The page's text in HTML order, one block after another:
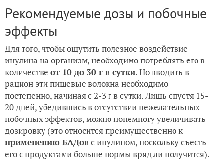
Рекомендуемые дозы и побочные
эффекты
Для того, чтобы ощутить полезное воздействие
инулина на организм, необходимо потреблять его в
количестве от 10 до 30 г в сутки. Но вводить в
рацион эти пищевые волокна необходимо
постепенно, начиная с 2-3 г в сутки. Лишь спустя 15-
20 дней, убедившись в отсутствии нежелательных
побочных эффектов, можно понемногу увеличивать
дозировку (это относится преимущественно к
применению БАДов с инулином, поскольку съесть
его с продуктами больше нормы вряд ли получится).